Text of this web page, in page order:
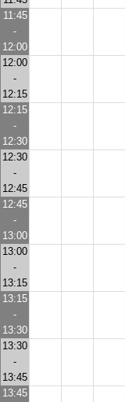
11:45
-
12:00
12:00
-
12:15
12:15
-
12:30
12:30
-
12:45
12:45
-
13:00
13:00
-
13:15
13:15
-
13:30
13:30
-
13:45
13:45